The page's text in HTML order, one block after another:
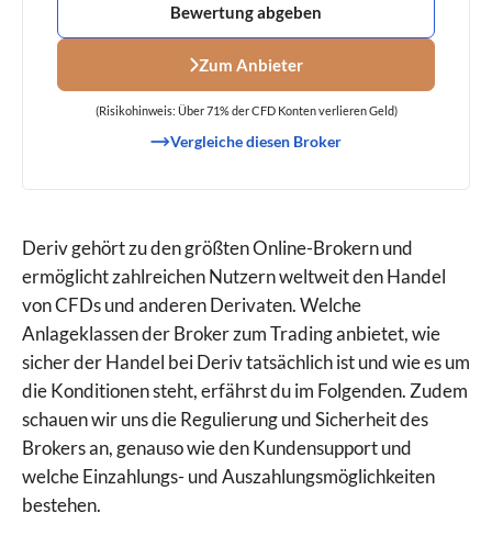
Bewertung abgeben
Zum Anbieter
(Risikohinweis: Über 71% der CFD Konten verlieren Geld)
Vergleiche diesen Broker
Deriv gehört zu den größten Online-Brokern und
ermöglicht zahlreichen Nutzern weltweit den Handel
von CFDs und anderen Derivaten. Welche
Anlageklassen der Broker zum Trading anbietet, wie
sicher der Handel bei Deriv tatsächlich ist und wie es um
die Konditionen steht, erfährst du im Folgenden. Zudem
schauen wir uns die Regulierung und Sicherheit des
Brokers an, genauso wie den Kundensupport und
welche Einzahlungs- und Auszahlungsmöglichkeiten
bestehen.